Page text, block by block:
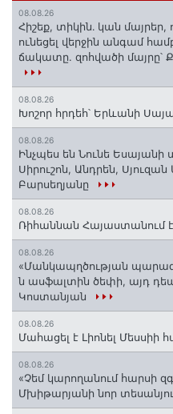
08.08.26
Հիշեք, տիկին․ կան մայրեր,
ունեցել վերջին անգամ
ճակատը. զոհվածի
08.08.26
Խոշոր հրդեհ՝ Երևանի
08.08.26
Ինչպես են Նունե Եսայանի
Սիրուշոն, Անդրեն,
Բարսեղյանը
08.08.26
Ռիհաննան Հայաստանում է
08.08.26
«Մանկապղծության
ն ասֆալտին ծեփի, այդ
Կոստանյան
08.08.26
Մահացել է Լիոնել Մեսսիի
08.08.26
«Չեմ կարողանում հարսի
Մխիթարյանի նոր